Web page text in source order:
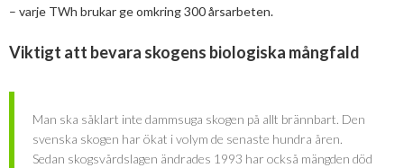
Februari
Januari
Mars
Februari
Maj
Mars
Januari
Juni
Maj
Januari
Juli
Juni
Mars
Februari
Mars
Februari
Oktober
September
Juni
April
November
Oktober
Augusti
Juli
2015
November
September
Augusti
2014
Juni
Maj
November
Oktober
2012
December
2011
– varje TWh brukar ge omkring 300 årsarbeten.
Viktigt att bevara skogens biologiska mångfald
Man ska såklart inte dammsuga skogen på allt brännbart. Den
svenska skogen har ökat i volym de senaste hundra åren.
Sedan skogsvårdslagen ändrades 1993 har också mängden död